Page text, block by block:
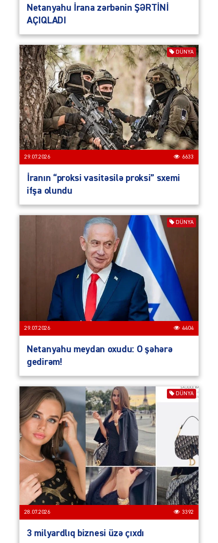
Netanyahu İrana zərbənin ŞƏRTİNİ
AÇIQLADI
DÜNYA
29.07.2026 6633
İranın “proksi vasitəsilə proksi” sxemi
ifşa olundu
DÜNYA
29.07.2026 4404
Netanyahu meydan oxudu: O şəhərə
gedirəm!
DÜNYA
28.07.2026 3392
3 milyardlıq biznesi üzə çıxdı